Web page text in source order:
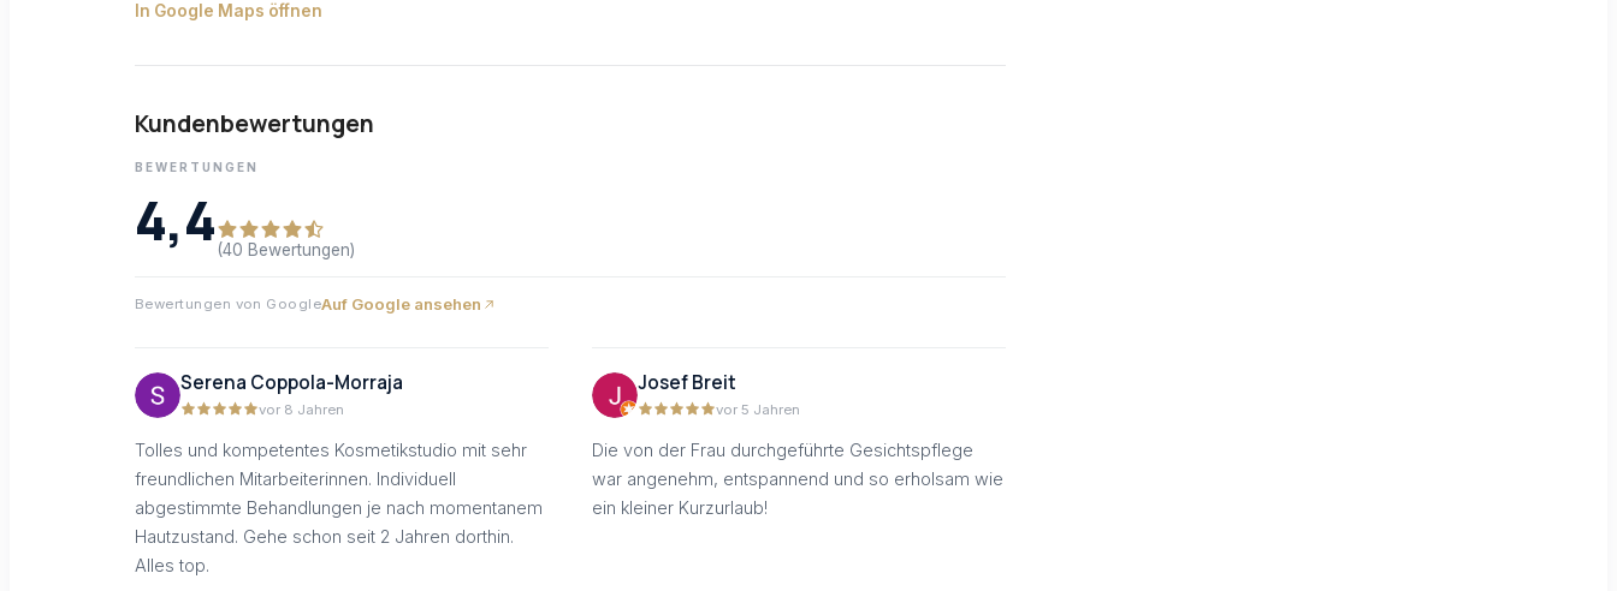
In Google Maps öffnen
Kundenbewertungen
BEWERTUNGEN
4,4 (40 Bewertungen)
Bewertungen von GoogleAuf Google ansehen
Serena Coppola-Morraja
vor 8 Jahren
Tolles und kompetentes Kosmetikstudio mit sehr
freundlichen Mitarbeiterinnen. Individuell
abgestimmte Behandlungen je nach momentanem
Hautzustand. Gehe schon seit 2 Jahren dorthin.
Alles top.
Josef Breit
vor 5 Jahren
Die von der Frau durchgeführte Gesichtspflege
war angenehm, entspannend und so erholsam wie
ein kleiner Kurzurlaub!